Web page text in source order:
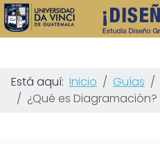
Está aquí: Inicio Guías
¿Qué es Diagramación?